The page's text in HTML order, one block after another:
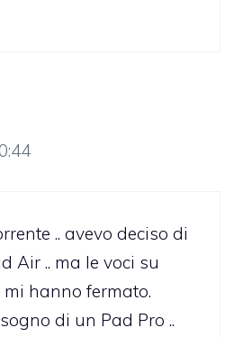
.. avevo deciso di
Air .. ma le voci su
hanno fermato.
di un Pad Pro ..